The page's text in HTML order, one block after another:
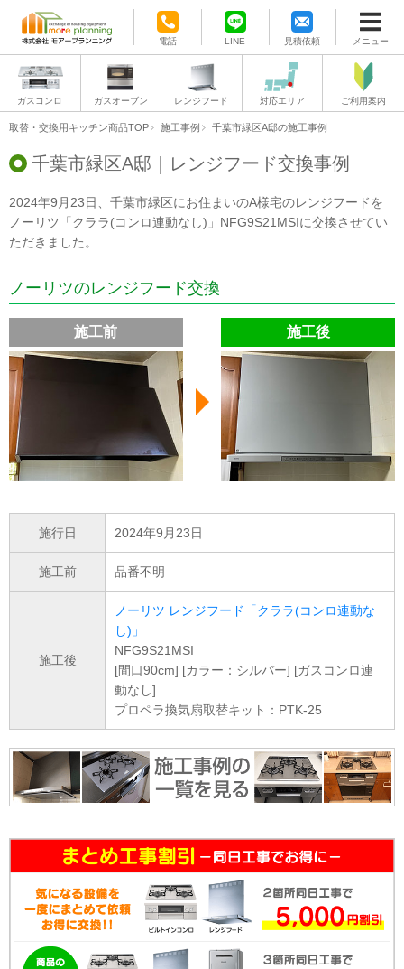
電話 LINE 見積依頼 メニュー
ガスコンロ ガスオーブン レンジフード 対応エリア ご利用案内
取替・交換用キッチン商品TOP 施工事例 千葉市緑区A邸の施工事例
千葉市緑区A邸｜レンジフード交換事例
2024年9月23日、千葉市緑区にお住まいのA様宅のレンジフードを
ノーリツ「クララ(コンロ連動なし)」NFG9S21MSIに交換させてい
ただきました。
ノーリツのレンジフード交換
施工前 施工後
施行日 2024年9月23日
施工前 品番不明
施工後
ノーリツ レンジフード「クララ(コンロ連動な
し)」
NFG9S21MSI
[間口90cm] [カラー：シルバー] [ガスコンロ連
動なし]
プロペラ換気扇取替キット：PTK-25